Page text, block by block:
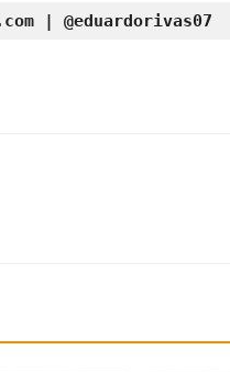
| @eduardorivas07